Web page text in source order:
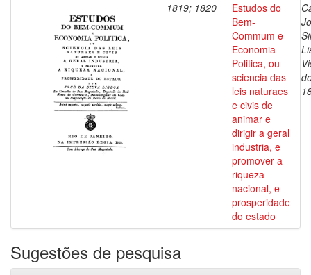
1819; 1820
Estudos do
Bem-
Commum e
Economia
Politica, ou
sciencia das
leis naturaes
e civis de
animar e
dirigir a geral
industria, e
promover a
riqueza
nacional, e
prosperidade
do estado
Sugestões de pesquisa